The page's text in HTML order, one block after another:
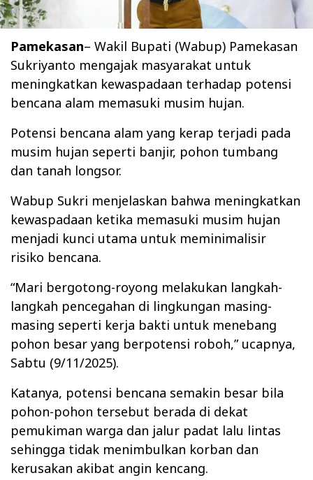
Pamekasan– Wakil Bupati (Wabup) Pamekasan
Sukriyanto mengajak masyarakat untuk
meningkatkan kewaspadaan terhadap potensi
bencana alam memasuki musim hujan.
‎Potensi bencana alam yang kerap terjadi pada
musim hujan seperti banjir, pohon tumbang
dan tanah longsor.
‎Wabup Sukri menjelaskan bahwa meningkatkan
kewaspadaan ketika memasuki musim hujan
menjadi kunci utama untuk meminimalisir
risiko bencana.
‎“Mari bergotong-royong melakukan langkah-
langkah pencegahan di lingkungan masing-
masing seperti kerja bakti untuk menebang
pohon besar yang berpotensi roboh,” ucapnya,
Sabtu (9/11/2025).
‎Katanya, potensi bencana semakin besar bila
pohon-pohon tersebut berada di dekat
pemukiman warga dan jalur padat lalu lintas
sehingga tidak menimbulkan korban dan
kerusakan akibat angin kencang.